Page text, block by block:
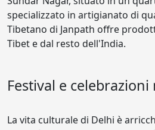
specializzato in artigianato di
Tibetano di Janpath offre
Tibet e dal resto dell'India.
Festival e celebrazioni
La vita culturale di Delhi è